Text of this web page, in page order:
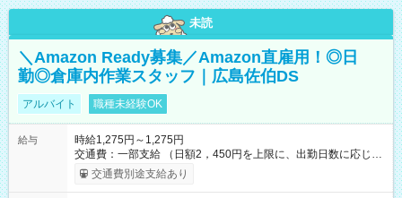
未読
＼Amazon Ready募集／Amazon直雇用！◎日
勤◎倉庫内作業スタッフ｜広島佐伯DS
アルバイト 職種未経験OK
給与
時給1,275円～1,275円
交通費：一部支給 （日額2，450円を上限に、出勤日数に応じて
実費支給） ※22:00～翌5:00までは時給25%UP！ ■給与前払い
制度あり ※前払い額の上限あり、手数料無料（Amazon負担）
交通費別途支給あり